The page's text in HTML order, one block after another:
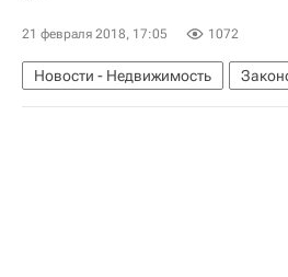
Инфраструктура
Россия
21 февраля 2018, 17:05 1072
Новости - Недвижимость
Долевое строительство
Россия